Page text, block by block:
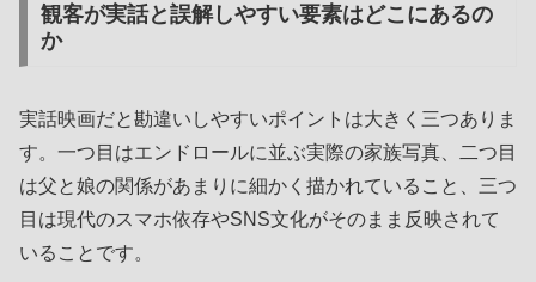
観客が実話と誤解しやすい要素はどこにあるの
か
実話映画だと勘違いしやすいポイントは大きく三つありま
す。一つ目はエンドロールに並ぶ実際の家族写真、二つ目
は父と娘の関係があまりに細かく描かれていること、三つ
目は現代のスマホ依存やSNS文化がそのまま反映されて
いることです。